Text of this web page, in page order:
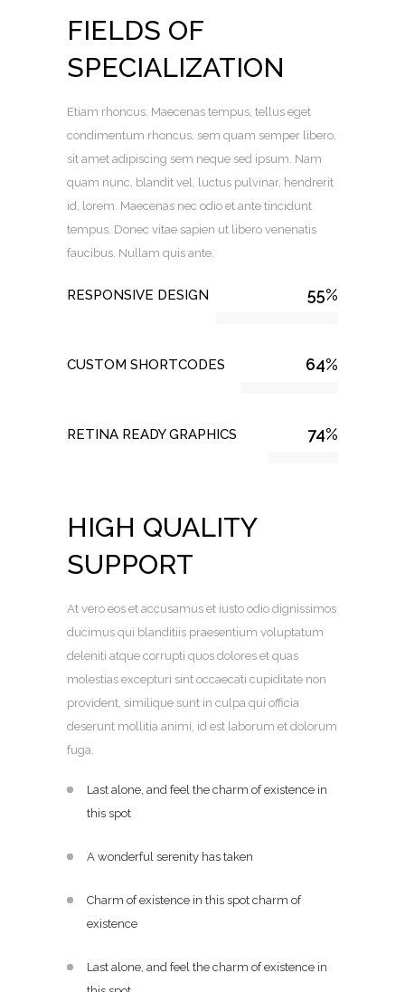
FIELDS OF
SPECIALIZATION
Etiam rhoncus. Maecenas tempus, tellus eget
condimentum rhoncus, sem quam semper libero,
sit amet adipiscing sem neque sed ipsum. Nam
quam nunc, blandit vel, luctus pulvinar, hendrerit
id, lorem. Maecenas nec odio et ante tincidunt
tempus. Donec vitae sapien ut libero venenatis
faucibus. Nullam quis ante.
RESPONSIVE DESIGN 55%
CUSTOM SHORTCODES 64%
RETINA READY GRAPHICS 74%
HIGH QUALITY
SUPPORT
At vero eos et accusamus et iusto odio dignissimos
ducimus qui blanditiis praesentium voluptatum
deleniti atque corrupti quos dolores et quas
molestias excepturi sint occaecati cupiditate non
provident, similique sunt in culpa qui officia
deserunt mollitia animi, id est laborum et dolorum
fuga.
Last alone, and feel the charm of existence in
this spot
A wonderful serenity has taken
Charm of existence in this spot charm of
existence
Last alone, and feel the charm of existence in